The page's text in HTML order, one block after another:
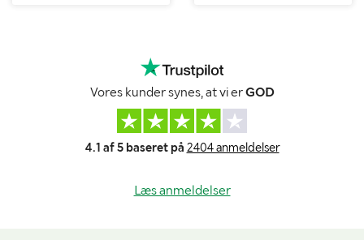
Vores kunder synes, at vi erGOD
4.1 af 5 baseret på 2404 anmeldelser
Læs anmeldelser